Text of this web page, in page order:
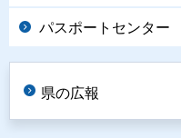
パスポートセンター
県の広報